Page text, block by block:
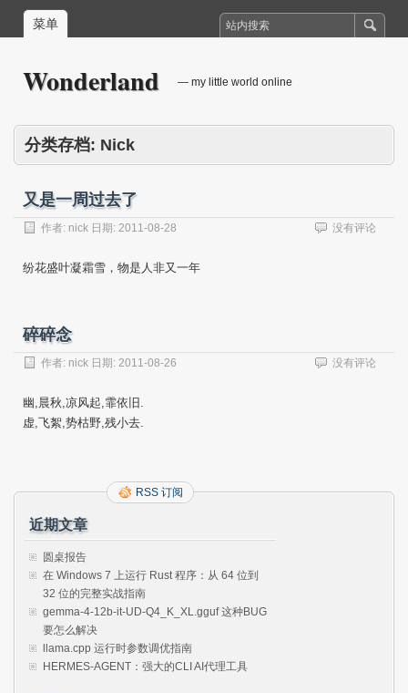
菜单
Wonderland — my little world online
分类存档: Nick
又是一周过去了
作者: nick 日期: 2011-08-28 没有评论
纷花盛叶凝霜雪，物是人非又一年
碎碎念
作者: nick 日期: 2011-08-26 没有评论
幽,晨秋,凉风起,霏依旧.
虚,飞絮,势枯野,残小去.
RSS 订阅
近期文章
圆桌报告
在 Windows 7 上运行 Rust 程序：从 64 位到
32 位的完整实战指南
gemma-4-12b-it-UD-Q4_K_XL.gguf 这种BUG
要怎么解决
llama.cpp 运行时参数调优指南
HERMES-AGENT：强大的CLI AI代理工具